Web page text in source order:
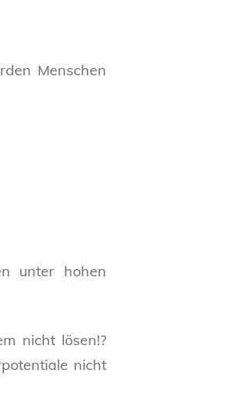
Menschen
unter hohen
nicht lösen!?
nicht